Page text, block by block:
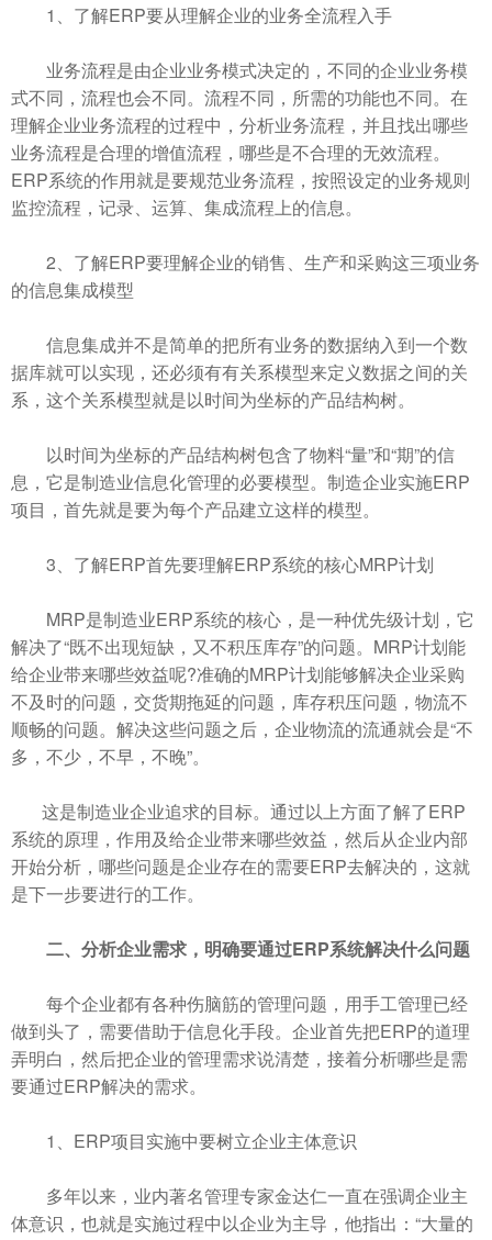
1、了解ERP要从理解企业的业务全流程入手
业务流程是由企业业务模式决定的，不同的企业业务模
式不同，流程也会不同。流程不同，所需的功能也不同。在
理解企业业务流程的过程中，分析业务流程，并且找出哪些
业务流程是合理的增值流程，哪些是不合理的无效流程。
ERP系统的作用就是要规范业务流程，按照设定的业务规则
监控流程，记录、运算、集成流程上的信息。
2、了解ERP要理解企业的销售、生产和采购这三项业务
的信息集成模型
信息集成并不是简单的把所有业务的数据纳入到一个数
据库就可以实现，还必须有有关系模型来定义数据之间的关
系，这个关系模型就是以时间为坐标的产品结构树。
以时间为坐标的产品结构树包含了物料“量”和“期”的信
息，它是制造业信息化管理的必要模型。制造企业实施ERP
项目，首先就是要为每个产品建立这样的模型。
3、了解ERP首先要理解ERP系统的核心MRP计划
MRP是制造业ERP系统的核心，是一种优先级计划，它
解决了“既不出现短缺，又不积压库存”的问题。MRP计划能
给企业带来哪些效益呢?准确的MRP计划能够解决企业采购
不及时的问题，交货期拖延的问题，库存积压问题，物流不
顺畅的问题。解决这些问题之后，企业物流的流通就会是“不
多，不少，不早，不晚”。
这是制造业企业追求的目标。通过以上方面了解了ERP
系统的原理，作用及给企业带来哪些效益，然后从企业内部
开始分析，哪些问题是企业存在的需要ERP去解决的，这就
是下一步要进行的工作。
二、分析企业需求，明确要通过ERP系统解决什么问题
每个企业都有各种伤脑筋的管理问题，用手工管理已经
做到头了，需要借助于信息化手段。企业首先把ERP的道理
弄明白，然后把企业的管理需求说清楚，接着分析哪些是需
要通过ERP解决的需求。
1、ERP项目实施中要树立企业主体意识
多年以来，业内著名管理专家金达仁一直在强调企业主
体意识，也就是实施过程中以企业为主导，他指出：“大量的